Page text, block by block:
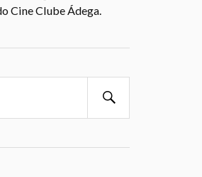
Cine Clube Ádega.